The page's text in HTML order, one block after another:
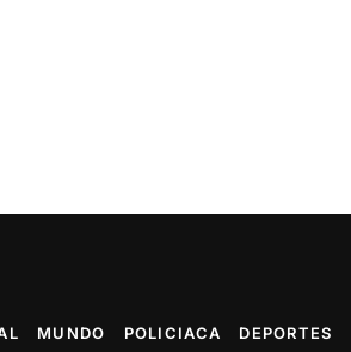
MUNDO POLICIACA DEPORTES